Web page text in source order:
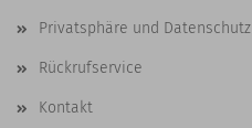
Privatsphäre und Datenschutz
Rückrufservice
Kontakt